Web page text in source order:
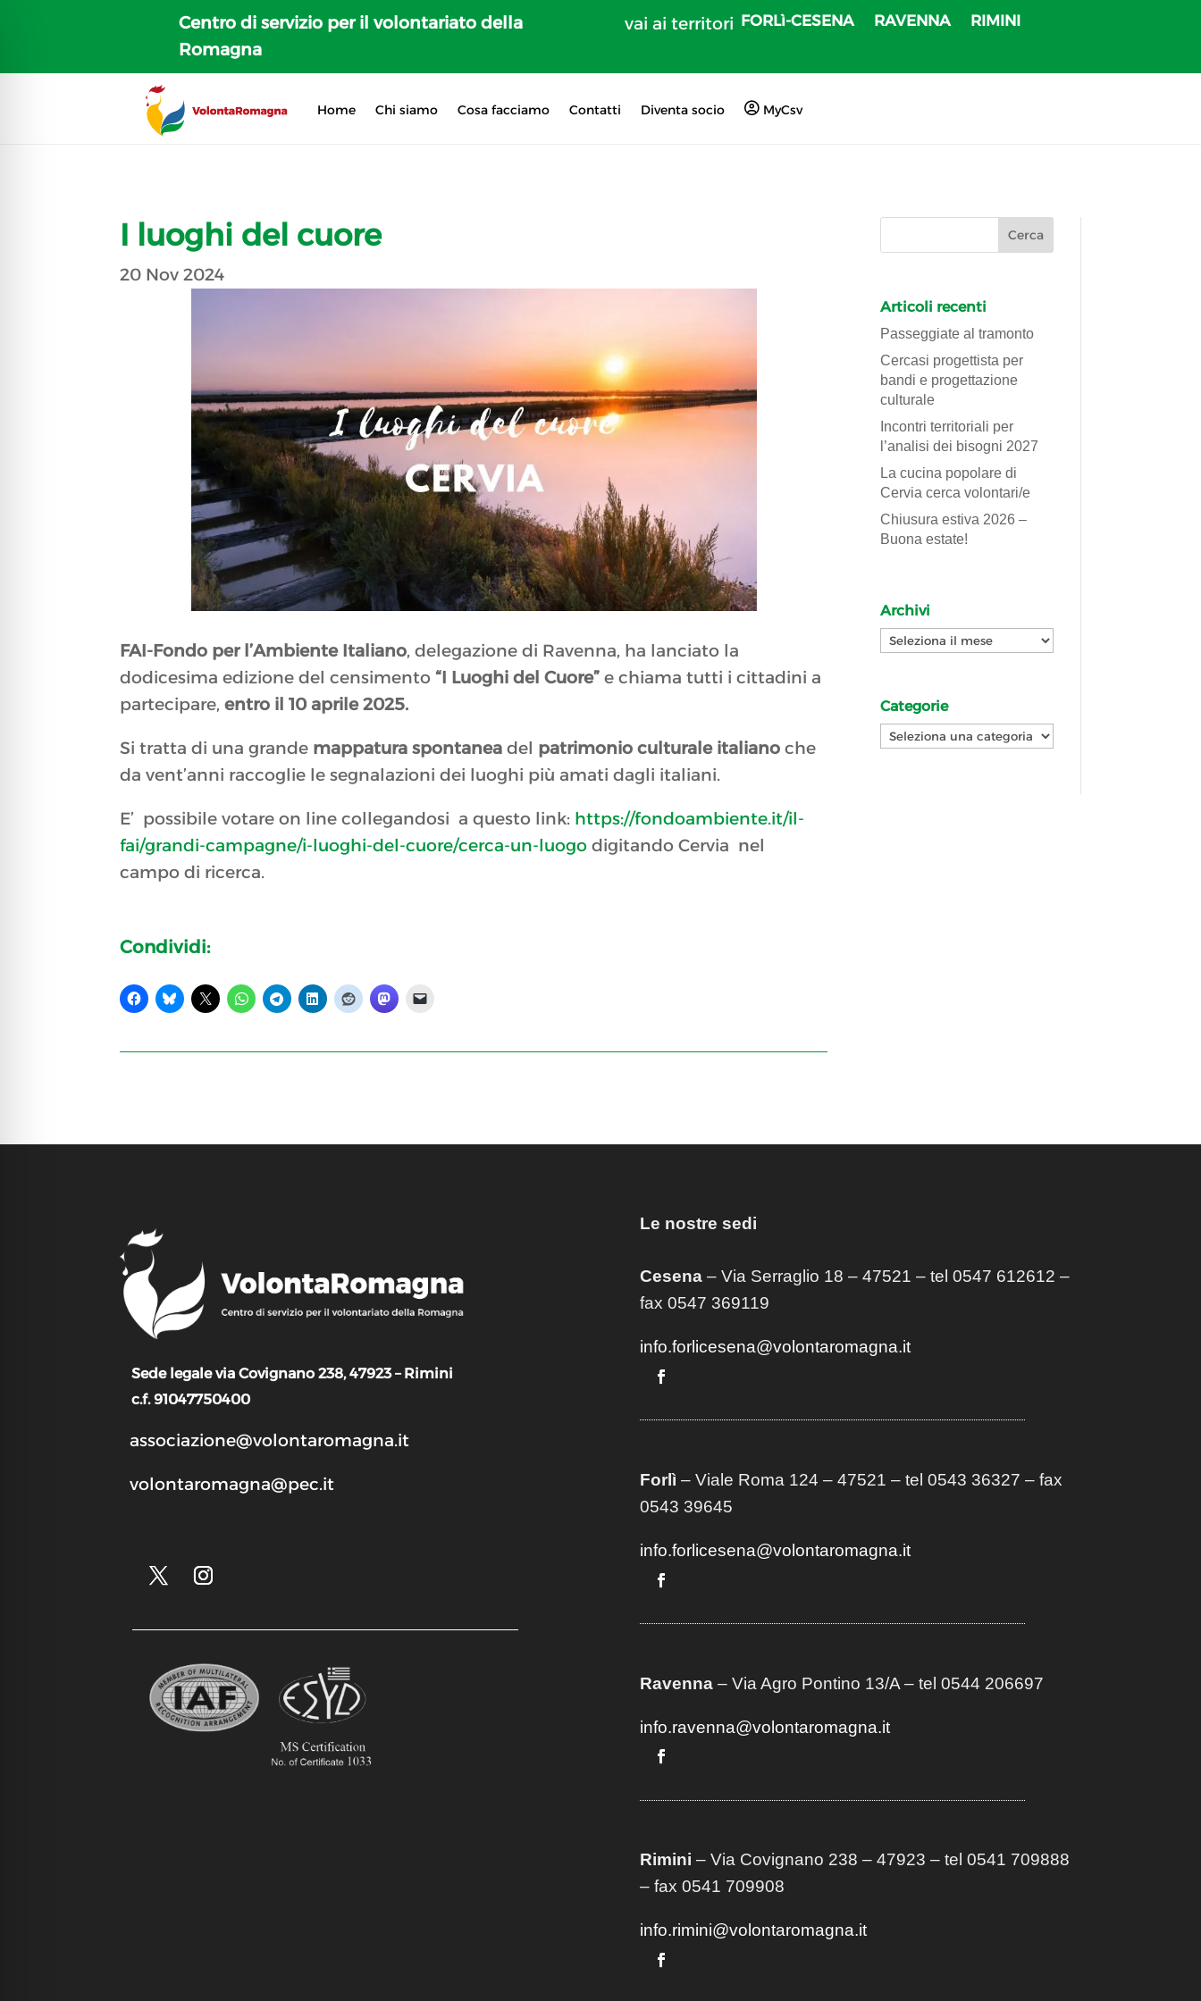
Centro di servizio per il volontariato della
Romagna
vai ai territori FORLì-CESENA RAVENNA RIMINI
Home Chi siamo Cosa facciamo Contatti Diventa socio MyCsv
I luoghi del cuore
20 Nov 2024
FAI-Fondo per l’Ambiente Italiano, delegazione di Ravenna, ha lanciato la
dodicesima edizione del censimento“I Luoghi del Cuore” e chiama tutti i cittadini a
partecipare,entro il 10 aprile 2025.
Si tratta di una grande mappatura spontanea del patrimonio culturale italiano che
da vent’anni raccoglie le segnalazioni dei luoghi più amati dagli italiani.
E’ possibile votare on line collegandosi a questo link: https://fondoambiente.it/il-
fai/grandi-campagne/i-luoghi-del-cuore/cerca-un-luogodigitando Cervia nel
campo di ricerca.
Condividi:
Articoli recenti
Passeggiate al tramonto
Cercasi progettista per
bandi e progettazione
culturale
Incontri territoriali per
l’analisi dei bisogni 2027
La cucina popolare di
Cervia cerca volontari/e
Chiusura estiva 2026 –
Buona estate!
Archivi
Archivi
Categorie
Categorie
Sede legale via Covignano 238, 47923 – Rimini
c.f. 91047750400
associazione@volontaromagna.it
volontaromagna@pec.it
Le nostre sedi
Cesena– Via Serraglio 18 – 47521 – tel 0547 612612 –
fax 0547 369119
info.forlicesena@volontaromagna.it
Forlì – Viale Roma 124 – 47521 – tel 0543 36327 – fax
0543 39645
info.forlicesena@volontaromagna.it
Ravenna– Via Agro Pontino 13/A– tel 0544 206697
info.ravenna@volontaromagna.it
Rimini – Via Covignano 238 – 47923 – tel 0541 709888
– fax 0541 709908
info.rimini@volontaromagna.it